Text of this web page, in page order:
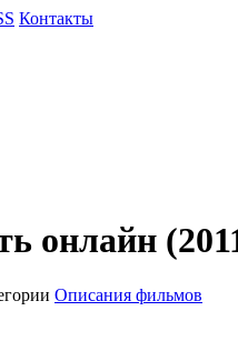
Контакты
онлайн
Описания фильмов